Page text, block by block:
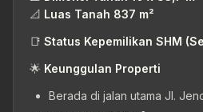
📐 Luas Tanah 837 m²
📑 Status Kepemilikan SHM
🌟 Keunggulan Properti
Berada di jalan utama Jl.